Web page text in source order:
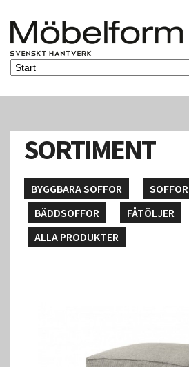
SORTIMENT
BYGGBARA SOFFOR
SOFFOR
BÄDDSOFFOR
FÅTÖLJER
ALLA PRODUKTER